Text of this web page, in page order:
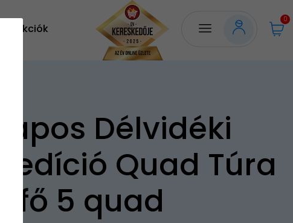
Akciók
0
Délvidéki
Quad Túra
fő 5 quad